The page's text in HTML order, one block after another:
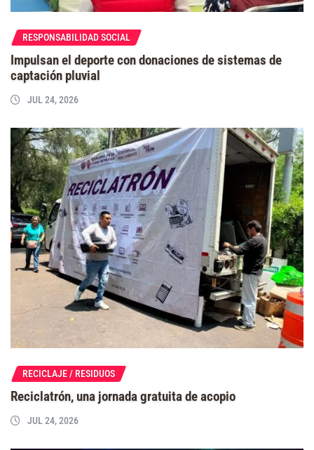
RESPONSABILIDAD SOCIAL
Impulsan el deporte con donaciones de sistemas de
captación pluvial
JUL 24, 2026
RECICLAJE / RESIDUOS
Reciclatrón, una jornada gratuita de acopio
JUL 24, 2026